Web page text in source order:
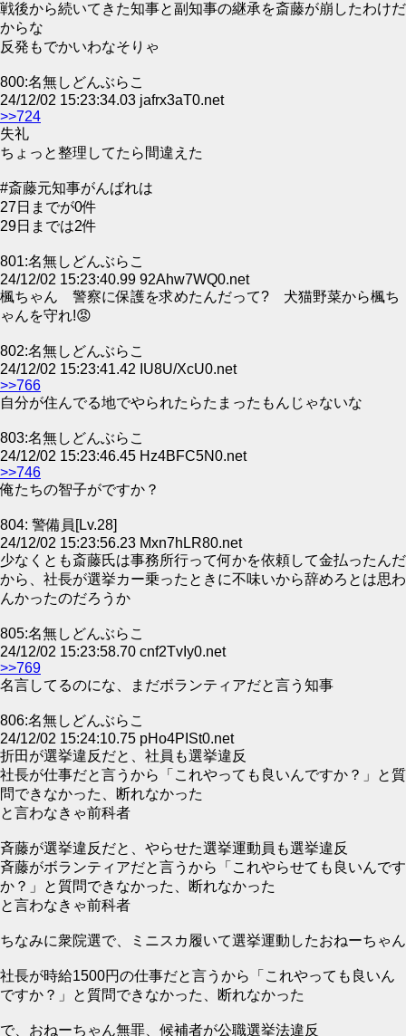
戦後から続いてきた知事と副知事の継承を斎藤が崩したわけだ
からな
反発もでかいわなそりゃ
800:名無しどんぶらこ
24/12/02 15:23:34.03 jafrx3aT0.net
>>724
失礼
ちょっと整理してたら間違えた
#斎藤元知事がんばれは
27日までが0件
29日までは2件
801:名無しどんぶらこ
24/12/02 15:23:40.99 92Ahw7WQ0.net
楓ちゃん 警察に保護を求めたんだって? 犬猫野菜から楓ち
ゃんを守れ!😡
802:名無しどんぶらこ
24/12/02 15:23:41.42 IU8U/XcU0.net
>>766
自分が住んでる地でやられたらたまったもんじゃないな
803:名無しどんぶらこ
24/12/02 15:23:46.45 Hz4BFC5N0.net
>>746
俺たちの智子がですか？
804: 警備員[Lv.28]
24/12/02 15:23:56.23 Mxn7hLR80.net
少なくとも斎藤氏は事務所行って何かを依頼して金払ったんだ
から、社長が選挙カー乗ったときに不味いから辞めろとは思わ
んかったのだろうか
805:名無しどんぶらこ
24/12/02 15:23:58.70 cnf2TvIy0.net
>>769
名言してるのにな、まだボランティアだと言う知事
806:名無しどんぶらこ
24/12/02 15:24:10.75 pHo4PISt0.net
折田が選挙違反だと、社員も選挙違反
社長が仕事だと言うから「これやっても良いんですか？」と質
問できなかった、断れなかった
と言わなきゃ前科者
斉藤が選挙違反だと、やらせた選挙運動員も選挙違反
斉藤がボランティアだと言うから「これやらせても良いんです
か？」と質問できなかった、断れなかった
と言わなきゃ前科者
ちなみに衆院選で、ミニスカ履いて選挙運動したおねーちゃん
社長が時給1500円の仕事だと言うから「これやっても良いん
ですか？」と質問できなかった、断れなかった
で、おねーちゃん無罪、候補者が公職選挙法違反